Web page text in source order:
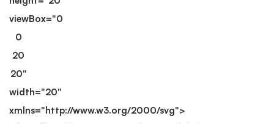
viewBox="0
0
20
20"
width="20"
xmlns="http://www.w3.org/2000/svg">